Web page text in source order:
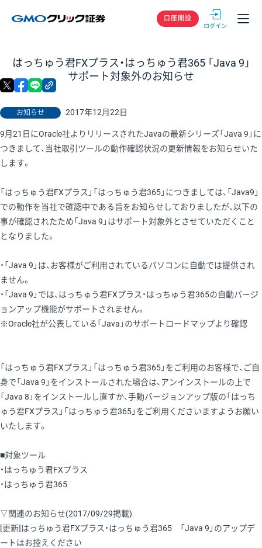
GMOクリック
口座開設
はっちゅう君FXプラス・はっちゅう君365 「Java 9」
サポート対象外のお知らせ
お知らせ 2017年12月22日
X facebook
9月21日にOracle社よりリリースされたJavaの最新シリーズ「Java 9」に
つきまして、当社取引ツールの動作確認状況の更新情報をお知らせいた
します。
「はっちゅう君FXプラス」「はっちゅう君365」につきましては、「Java9」
での動作を当社で確認中である旨をお知らせしておりましたが、以下の
事が確認されたため「Java 9」はサポート対象外とさせていただくこと
となりました。
・「Java 9」は、お客様がご利用されているパソコンに自動では提供され
ません。
・「Java 9」では、はっちゅう君FXプラス・はっちゅう君365の自動バージ
ョンアップ機能がサポートされません。
※Oracle社が公表している「Java」のサポートロードマップより確認
「はっちゅう君FXプラス」「はっちゅう君365」をご利用のお客様で、ご自
身で「Java 9」をインストールされた場合は、アンインストールの上で
「Java 8」をインストールし直すか、手動バージョンアップ版の「はっち
ゅう君FXプラス」「はっちゅう君365」をご利用くださいますようお願い
いたします。
■対象ツール
・はっちゅう君FXプラス
・はっちゅう君365
▽関連のお知らせ(2017/09/29掲載)
[更新]はっちゅう君FXプラス・はっちゅう君365 「Java 9」のアップデ
ートはお控えください